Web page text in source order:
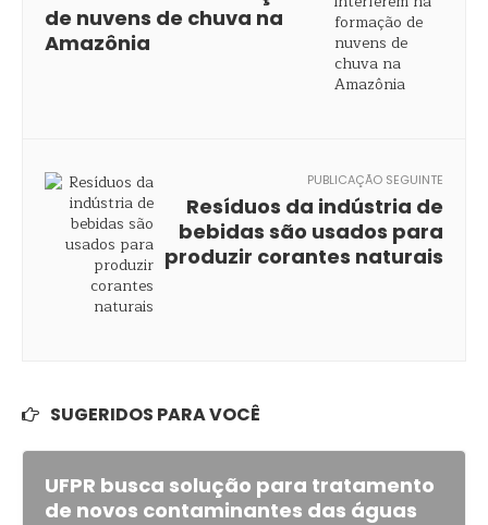
de nuvens de chuva na
Amazônia
PUBLICAÇÃO SEGUINTE
Resíduos da indústria de
bebidas são usados para
produzir corantes naturais
SUGERIDOS PARA VOCÊ
UFPR busca solução para tratamento
de novos contaminantes das águas